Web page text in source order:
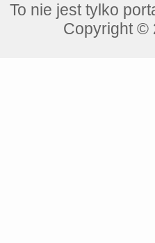
To nie jest tylko
Copyright ©